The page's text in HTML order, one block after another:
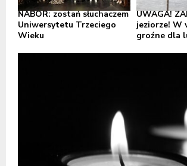
NABÓR: zostań słuchaczem
Uniwersytetu Trzeciego
Wieku
UWAGA!
jeziorze! W
groźne dla